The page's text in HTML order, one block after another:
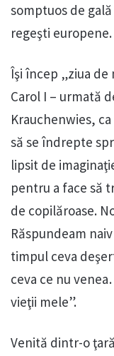
somptuos de
regeşti europene.
Îşi încep „ziua
Carol I – urmată
Krauchenwies,
să se îndrepte
lipsit de
pentru a face să
de copilăroase.
Răspundeam
timpul ceva
ceva ce nu
vieţii mele”.
Venită dintr-o